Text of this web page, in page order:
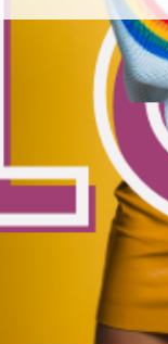
kg
Mix
60,00